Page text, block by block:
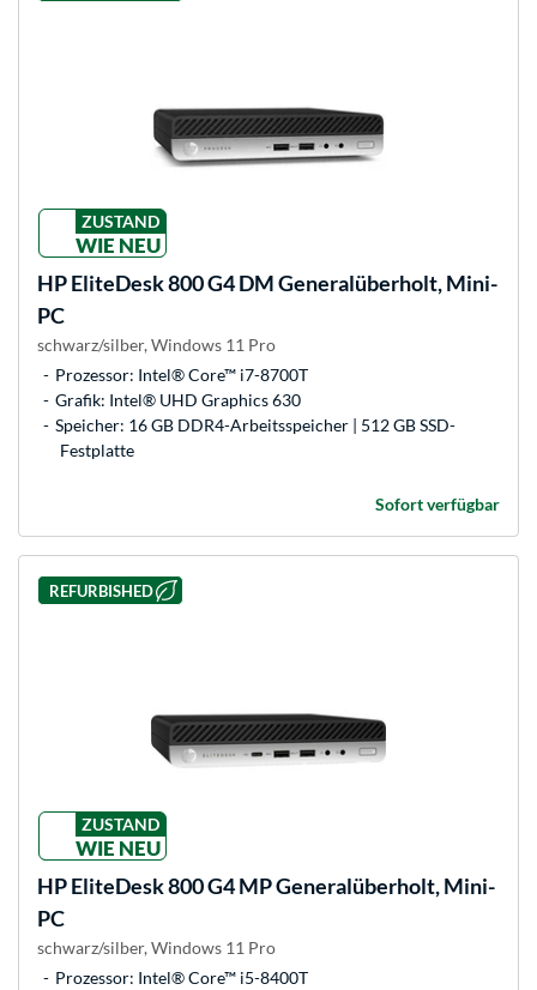
ZUSTAND
WIE NEU
HPEliteDesk 800 G4 DM Generalüberholt, Mini-
PC
schwarz/silber, Windows 11 Pro
Prozessor: Intel® Core™ i7-8700T
Grafik: Intel® UHD Graphics 630
Speicher: 16 GB DDR4-Arbeitsspeicher | 512 GB SSD-
Festplatte
Sofort verfügbar
REFURBISHED
ZUSTAND
WIE NEU
HPEliteDesk 800 G4 MP Generalüberholt, Mini-
PC
schwarz/silber, Windows 11 Pro
Prozessor: Intel® Core™ i5-8400T